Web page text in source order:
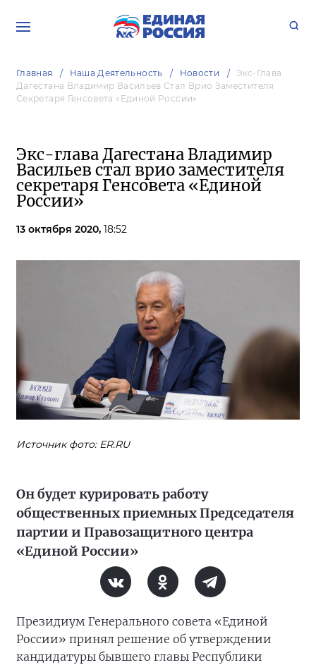
Главная Наша Деятельность Новости
Экс-Глава
Дагестана Владимир Васильев Стал Врио Заместителя
Секретаря Генсовета «Единой России»
Экс-глава Дагестана Владимир
Васильев стал врио заместителя
секретаря Генсовета «Единой
России»
13 октября 2020, 18:52
Источник фото: ER.RU
Он будет курировать работу
общественных приемных Председателя
партии и Правозащитного центра
«Единой России»
Президиум Генерального совета «Единой
России» принял решение об утверждении
кандидатуры бывшего главы Республики